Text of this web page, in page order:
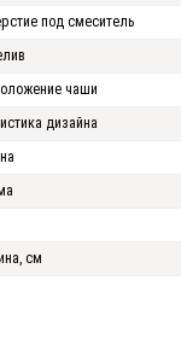
под смеситель
чаши
дизайна
см